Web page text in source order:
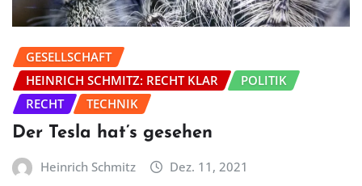
GESELLSCHAFT
HEINRICH SCHMITZ: RECHT KLAR
POLITIK
RECHT
TECHNIK
Der Tesla hat’s gesehen
Heinrich Schmitz Dez. 11, 2021